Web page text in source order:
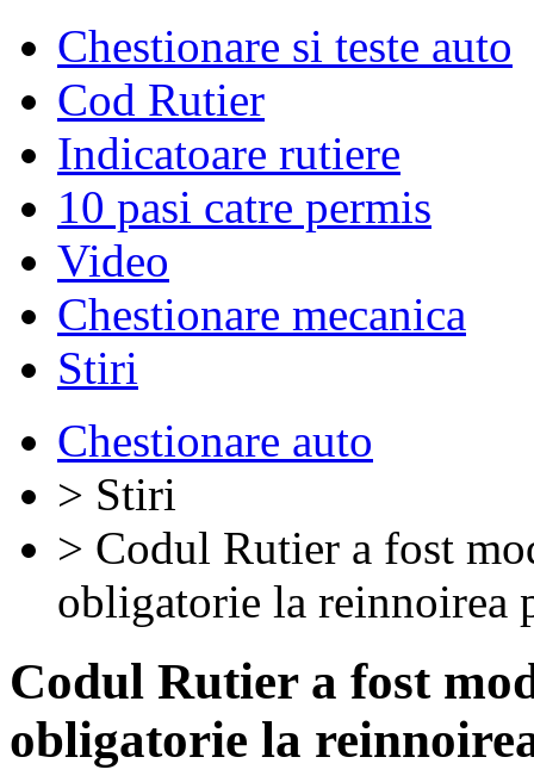
Chestionare si teste auto
Cod Rutier
Indicatoare rutiere
10 pasi catre permis
Video
Chestionare mecanica
Stiri
Chestionare auto
> Stiri
> Codul Rutier a fost
obligatorie la reinnoirea
Codul Rutier a fost
obligatorie la